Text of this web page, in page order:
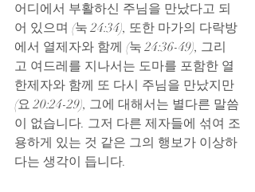
어디에서 부활하신 주님을 만났다고 되
어 있으며 (눅 24:34), 또한 마가의 다락방
에서 열제자와 함께 (눅 24:36-49), 그리
고 여드레를 지나서는 도마를 포함한 열
한제자와 함께 또 다시 주님을 만났지만
(요 20:24-29), 그에 대해서는 별다른 말씀
이 없습니다. 그저 다른 제자들에 섞여 조
용하게 있는 것 같은 그의 행보가 이상하
다는 생각이 듭니다.